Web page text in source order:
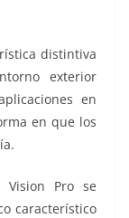
distintiva
exterior
en
en que los
Pro se
característico